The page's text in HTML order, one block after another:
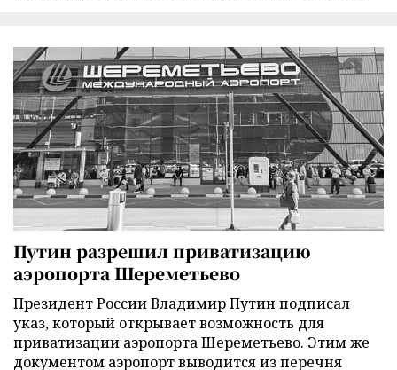
Путин разрешил приватизацию
аэропорта Шереметьево
Президент России Владимир Путин подписал
указ, который открывает возможность для
приватизации аэропорта Шереметьево. Этим же
документом аэропорт выводится из перечня